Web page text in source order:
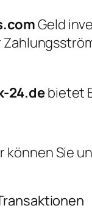
Geld
24.debietet
Sie